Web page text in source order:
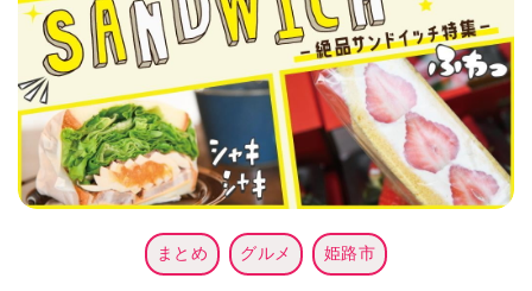
まとめ グルメ 姫路市